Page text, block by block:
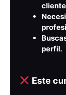
perfil.
Este